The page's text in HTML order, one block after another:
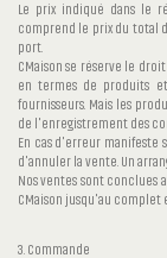
Le prix indiqué dans le
comprend le prix du total
port.
CMaison se réserve le
en termes de produits
fournisseurs. Mais les
de l'enregistrement des
En cas d'erreur manifeste
d'annuler la vente. Un
Nos ventes sont conclues
CMaison jusqu'au complet
3. Commande